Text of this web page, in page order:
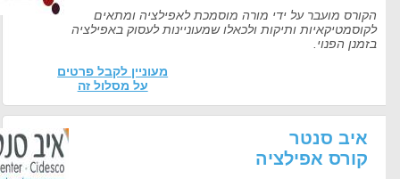
הקורס מועבר על ידי מורה מוסמכת לאפילציה ומתאים
לקוסמטיקאיות ותיקות ולכאלו שמעוניינות לעסוק באפילציה
בזמנן הפנוי.
מעוניין לקבל פרטים
על מסלול זה
איב סנטר
קורס אפילציה